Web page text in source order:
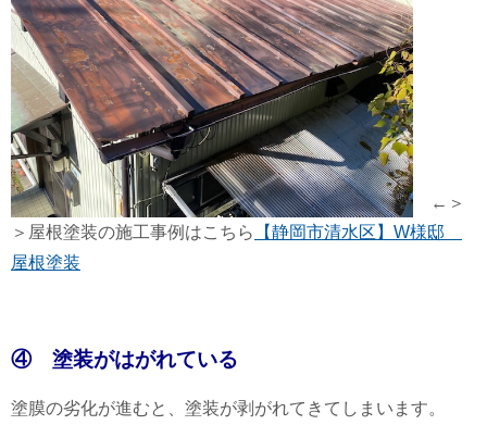
←＞
＞屋根塗装の施工事例はこちら
【静岡市清水区】W様邸
屋根塗装
④ 塗装がはがれている
塗膜の劣化が進むと、塗装が剥がれてきてしまいます。